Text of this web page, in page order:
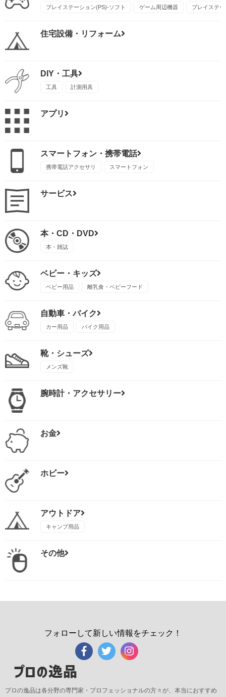
プレイステーション(PS)-ソフト ゲーム周辺機器 プレイステ
住宅設備・リフォーム
DIY・工具
工具 計測用具
アプリ
スマートフォン・携帯電話
携帯電話アクセサリ スマートフォン
サービス
本・CD・DVD
本・雑誌
ベビー・キッズ
ベビー用品 離乳食・ベビーフード
自動車・バイク
カー用品 バイク用品
靴・シューズ
メンズ靴
腕時計・アクセサリー
お金
ホビー
アウトドア
キャンプ用品
その他
フォローして新しい情報をチェック！
プロの逸品
プロの逸品は各分野の専門家・プロフェッショナルの方々が、本当におすすめ